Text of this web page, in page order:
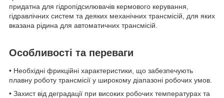
придатна для гідропідсилювачів кермового керування,
гідравлічних систем та деяких механічних трансмісій, для яких
вказана рідина для автоматичних трансмісій.
Особливості та переваги
• Необхідні фрикційні характеристики, що забезпечують
плавну роботу трансмісії у широкому діапазоні робочих умов.
• Захист від деградації при високих робочих температурах та